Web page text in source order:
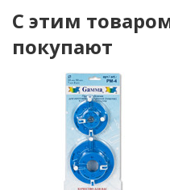
C этим
покупают